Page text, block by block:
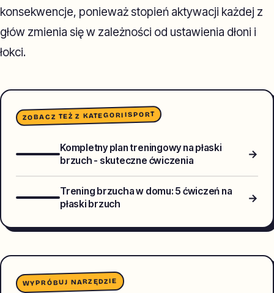
konsekwencje, ponieważ stopień aktywacji każdej z
głów zmienia się w zależności od ustawienia dłoni i
łokci.
ZOBACZ TEŻ Z KATEGORIISPORT
Kompletny plan treningowy na płaski
brzuch - skuteczne ćwiczenia
→
Trening brzucha w domu: 5 ćwiczeń na
płaski brzuch
→
WYPRÓBUJ NARZĘDZIE